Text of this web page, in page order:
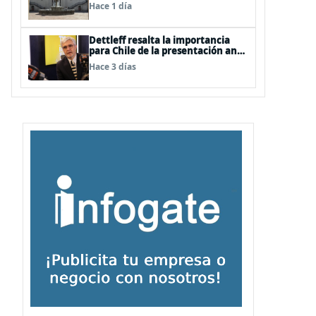
Hace 1 día
Dettleff resalta la importancia
para Chile de la presentación ante
la ONU de la Plataforma
Continental Extendida del
Hace 3 días